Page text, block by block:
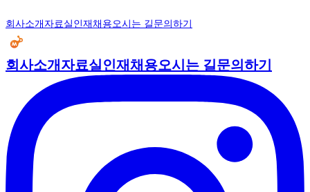
회사소개 자료실 인재채용오시는 길 문의하기
회사소개 자료실 인재채용오시는 길 문의하기